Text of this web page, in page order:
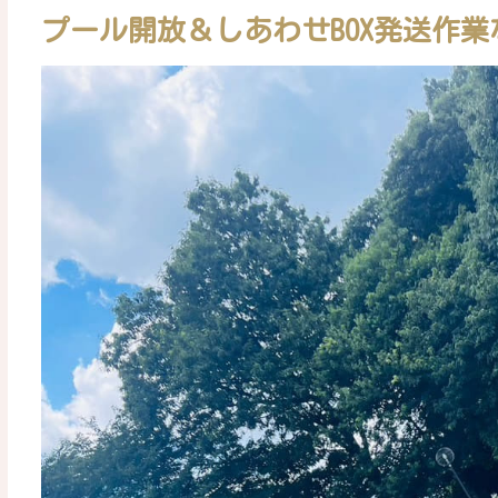
プール開放＆しあわせBOX発送作業